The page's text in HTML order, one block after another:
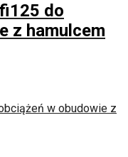
do
z hamulcem